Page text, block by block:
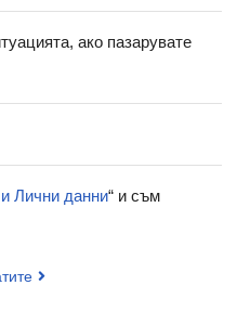
ако пазарувате
Лични данни“ и съм